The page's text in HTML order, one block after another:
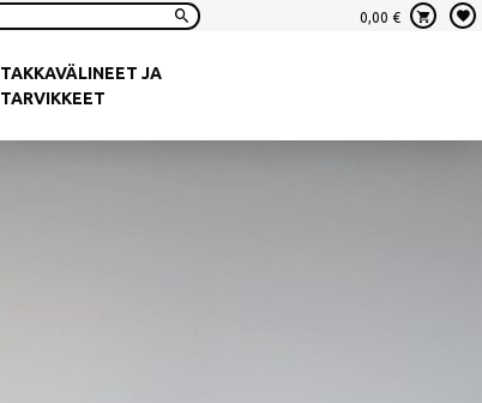
TAKKAVÄLINEET JA
TARVIKKEET
0,00 €